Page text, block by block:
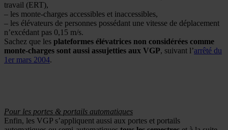
travail (ERT),
– les monte-charges accessibles et inaccessibles,
– les élévateurs de personnes possédant une vitesse de déplacement
n’excédant pas 0,15 m/s.
Sachez que les plateformes élévatrices non considérées comme
monte-charges sont aussi assujetties aux VGP, suivant l’arrêté du
1er mars 2004.
Pour les portes & portails automatiques
Enfin, les VGP s’appliquent aussi aux portes et portails